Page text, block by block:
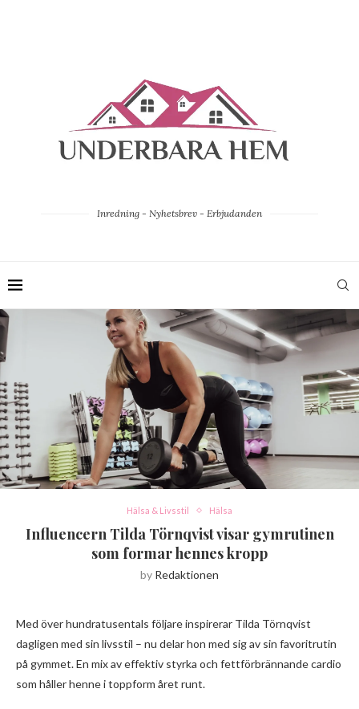
Inredning - Nyhetsbrev - Erbjudanden
Hälsa & Livsstil Hälsa
Influencern Tilda Törnqvist visar gymrutinen
som formar hennes kropp
by Redaktionen
Med över hundratusentals följare inspirerar Tilda Törnqvist
dagligen med sin livsstil – nu delar hon med sig av sin favoritrutin
på gymmet. En mix av effektiv styrka och fettförbrännande cardio
som håller henne i toppform året runt.